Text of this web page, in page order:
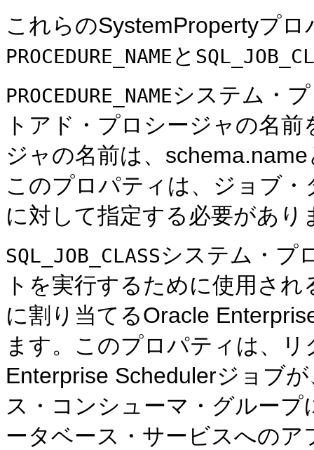
これらのSystemPropertyプ
PROCEDURE_NAME と
PROCEDURE_NAMEシステム・
トアド・プロシージャの名
ジャの名前は、
このプロパティは、ジョブ
に対して指定する必要があり
SQL_JOB_CLASSシステム・プ
トを実行するために使用さ
に割り当てるOracle
ます。このプロパティは、
Enterprise Schedulerジョブ
ス・コンシューマ・グルー
ータベース・サービスへの